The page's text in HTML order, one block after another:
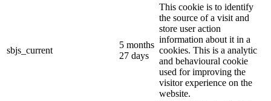
sbjs_current
5 months
27 days
This cookie is to identify
the source of a visit and
store user action
information about it in a
cookies. This is a analytic
and behavioural cookie
used for improving the
visitor experience on the
website.